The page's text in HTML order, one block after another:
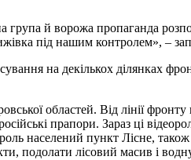
група й ворожа пропаганда
під нашим контролем», –
на декількох ділянках
областей. Від лінії
прапори. Зараз ці
населений пункт Лісне, також
подолати лісовий масив і